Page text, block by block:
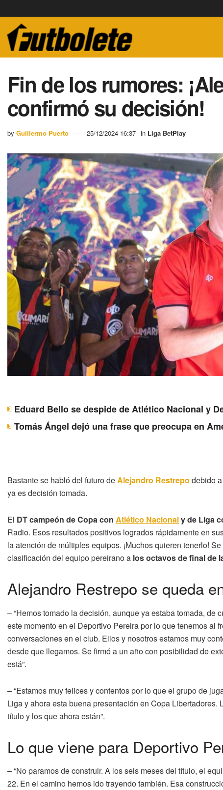
Fin de los rumores:
confirmó su decisión!
by Guillermo Puerto 25/12/2024 16:37 in Liga BetPlay
Eduard Bello se despide de Atlético Nacional y
Tomás Ángel dejó una frase que preocupa en
Bastante se habló del futuro deAlejandro Restrepo debido
ya es decisión tomada.
El DT campeón de Copa con Atlético Nacionaly de Liga
Radio. Esos resultados positivos logrados rápidamente en
la atención de múltiples equipos. ¡Muchos quieren tenerlo!
clasificación del equipo pereirano a los octavos de final de
Alejandro Restrepo se queda
– “Hemos tomado la decisión, aunque ya estaba tomada,
este momento en el Deportivo Pereira por lo que tenemos
conversaciones en el club. Ellos y nosotros estamos muy
desde que llegamos. Se firmó a un año con posibilidad de
está”.
– “Estamos muy felices y contentos por lo que el grupo de
Liga y ahora esta buena presentación en Copa
título y los que ahora están”.
Lo que viene para Deportivo
– “No paramos de construir. A los seis meses del título, el
22. En el camino hemos ido trayendo también. Esa